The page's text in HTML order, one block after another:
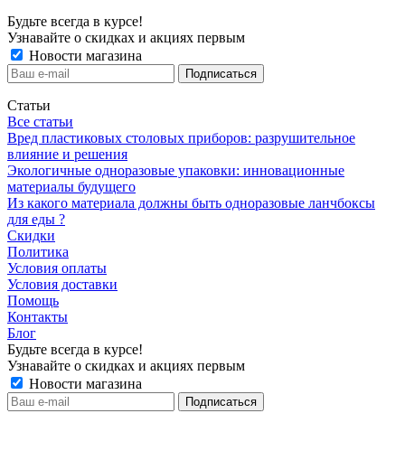
Будьте всегда в курсе!
Узнавайте о скидках и акциях первым
Новости магазина
Статьи
Все статьи
Вред пластиковых столовых приборов: разрушительное
влияние и решения
Экологичные одноразовые упаковки: инновационные
материалы будущего
Из какого материала должны быть одноразовые ланчбоксы
для еды ?
Скидки
Политика
Условия оплаты
Условия доставки
Помощь
Контакты
Блог
Будьте всегда в курсе!
Узнавайте о скидках и акциях первым
Новости магазина